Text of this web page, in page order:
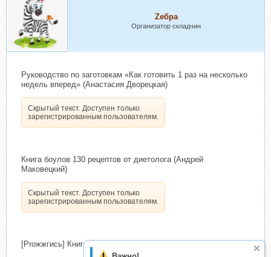
Zебра
Организатор складчин
Руководство по заготовкам «Как готовить 1 раз на несколько
недель вперед» (Анастасия Дворецкая)
Скрытый текст. Доступен только
зарегистрированным пользователям.
Книга боулов 130 рецептов от диетолога (Андрей
Маковецкий)
Скрытый текст. Доступен только
зарегистрированным пользователям.
[Proжжгись] Книга рецептов (Никита Игошев)